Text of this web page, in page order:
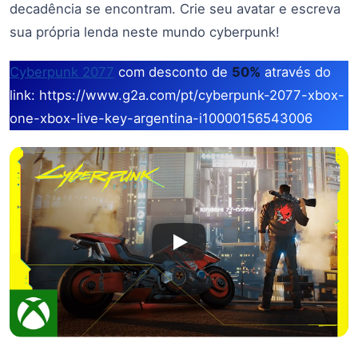
decadência se encontram. Crie seu avatar e escreva
sua própria lenda neste mundo cyberpunk!
Cyberpunk 2077 com desconto de 50% através do
link: https://www.g2a.com/pt/cyberpunk-2077-xbox-
one-xbox-live-key-argentina-i10000156543006